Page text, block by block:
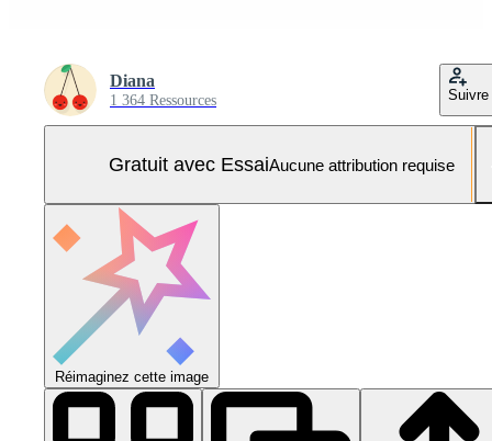
Diana
1 364 Ressources Suivre
Gratuit avec EssaiAucune attribution requise
Réimaginez cette image